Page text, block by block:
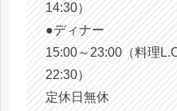
14:30）
●ディナー
15:00～23:00（料理
22:30）
定休日無休